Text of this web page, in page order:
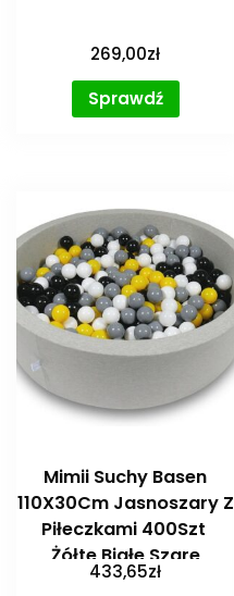
269,00zł
Sprawdź
Mimii Suchy Basen
110X30Cm Jasnoszary Z
Piłeczkami 400Szt
Żółte Białe Szare
Czarne
433,65zł